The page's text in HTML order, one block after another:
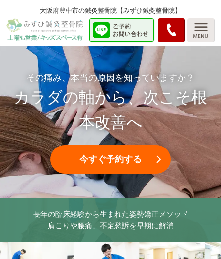
大阪府豊中市の鍼灸整骨院【みずひ鍼灸整骨院】
その痛み、本当の原因を知っていますか？
カラダの軸から、次こそ根
本改善へ
今すぐ予約する
長年の臨床経験から生まれた姿勢矯正メソッド
肩こりや腰痛、不定愁訴を早期に解消